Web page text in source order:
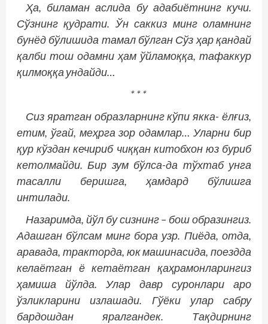
Ҳа, биламан аслида бу адабиётнинг кучи.
Сўзнинг қудрати. Ўн саккиз минг оламнинг
бунёд бўлишида тамал бўлган Сўз ҳар қандай
қалби тош одамни ҳам ўйламоққа, тафаккур
қилмоққа ундайди…
* * *
Сиз яратган образларнинг кўпи якка- ёлғиз,
етим, ўгай, меҳрга зор одамлар… Уларни бир
қур кўздан кечириб чиққан китобхон юз буриб
кетолмайди. Бир зум бўлса-да тўхтаб унга
тасалли беришга, ҳамдард бўлишга
интилади.
Назаримда, йўл бу сизнинг – бош образингиз.
Адашган бўлсам минг бора узр. Пиёда, отда,
аравада, тракторда, юк машинасида, поездда
келаётган ё кетаётган қаҳрамонларингиз
ҳамиша йўлда. Улар давр суронлари аро
ўзликларини излашади. Гўёки улар сабру
бардошдан яралгандек. Тақдирнинг